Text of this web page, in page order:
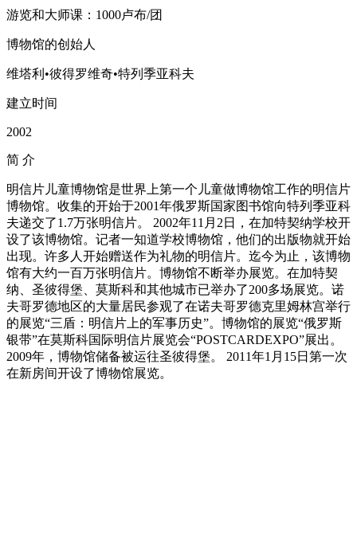
游览和大师课：1000卢布/团
博物馆的创始人
维塔利•彼得罗维奇•特列季亚科夫
建立时间
2002
简 介
明信片儿童博物馆是世界上第一个儿童做博物馆工作的明信片
博物馆。收集的开始于2001年俄罗斯国家图书馆向特列季亚科
夫递交了1.7万张明信片。 2002年11月2日，在加特契纳学校开
设了该博物馆。记者一知道学校博物馆，他们的出版物就开始
出现。许多人开始赠送作为礼物的明信片。迄今为止，该博物
馆有大约一百万张明信片。博物馆不断举办展览。在加特契
纳、圣彼得堡、莫斯科和其他城市已举办了200多场展览。诺
夫哥罗德地区的大量居民参观了在诺夫哥罗德克里姆林宫举行
的展览“三盾：明信片上的军事历史”。博物馆的展览“俄罗斯
银带”在莫斯科国际明信片展览会“POSTCARDEXPO”展出。
2009年，博物馆储备被运往圣彼得堡。 2011年1月15日第一次
在新房间开设了博物馆展览。